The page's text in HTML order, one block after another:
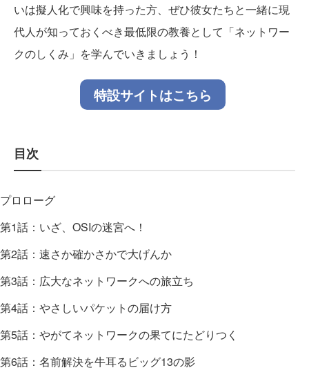
いは擬人化で興味を持った方、ぜひ彼女たちと一緒に現
代人が知っておくべき最低限の教養として「ネットワー
クのしくみ」を学んでいきましょう！
特設サイトはこちら
目次
プロローグ
第1話：いざ、OSIの迷宮へ！
第2話：速さか確かさかで大げんか
第3話：広大なネットワークへの旅立ち
第4話：やさしいパケットの届け方
第5話：やがてネットワークの果てにたどりつく
第6話：名前解決を牛耳るビッグ13の影